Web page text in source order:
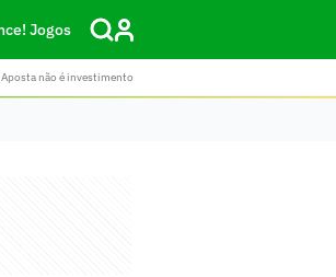
Jogos
não é investimento